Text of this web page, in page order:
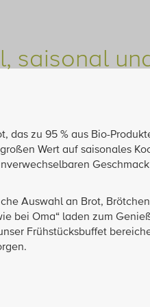
saisonal
das zu 95 % aus Bio-
Wert auf saisonales
Auswahl an Brot,
bei Oma“ laden zum
Frühstücksbuffet